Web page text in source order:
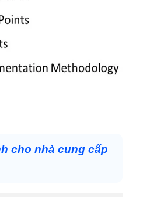
cho nhà cung cấp